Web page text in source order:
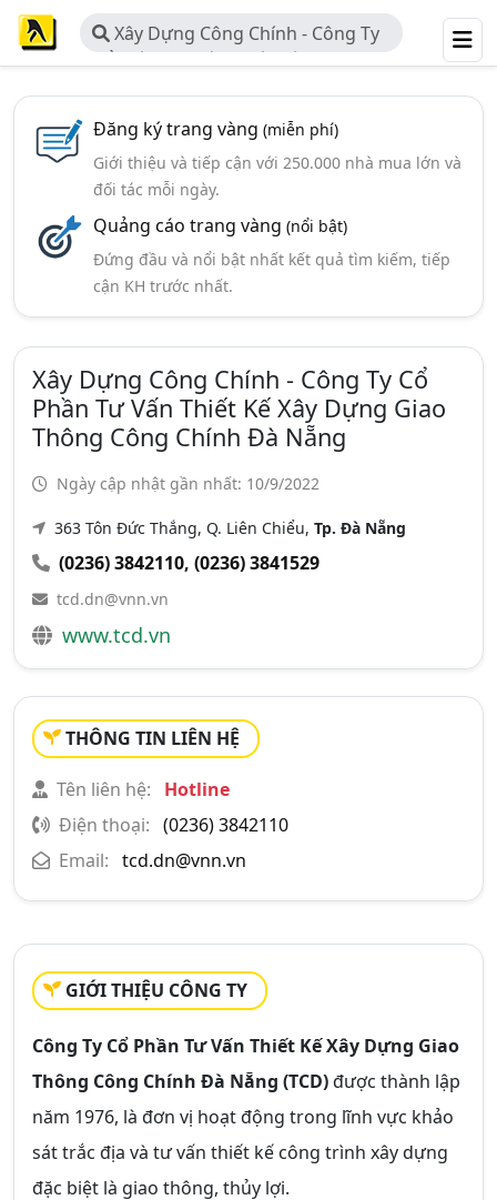
Xây Dựng Công Chính - Công Ty
Cổ Phần Tư Vấn Thiết Kế Xây Dựng
Đăng ký trang vàng (miễn phí)
Giới thiệu và tiếp cận với 250.000 nhà mua lớn và
đối tác mỗi ngày.
Quảng cáo trang vàng (nổi bật)
Đứng đầu và nổi bật nhất kết quả tìm kiếm, tiếp
cận KH trước nhất.
Xây Dựng Công Chính - Công Ty Cổ
Phần Tư Vấn Thiết Kế Xây Dựng Giao
Thông Công Chính Đà Nẵng
Ngày cập nhật gần nhất: 10/9/2022
363 Tôn Đức Thắng, Q. Liên Chiểu, Tp. Đà Nẵng
(0236) 3842110, (0236) 3841529
tcd.dn@vnn.vn
www.tcd.vn
THÔNG TIN LIÊN HỆ
Tên liên hệ:
Hotline
Điện thoại: (0236) 3842110
Email: tcd.dn@vnn.vn
GIỚI THIỆU CÔNG TY
Công Ty Cổ Phần Tư Vấn Thiết Kế Xây Dựng Giao
Thông Công Chính Đà Nẵng (TCD)được thành lập
năm 1976, là đơn vị hoạt động trong lĩnh vực khảo
sát trắc địa và tư vấn thiết kế công trình xây dựng
đặc biệt là giao thông, thủy lợi.